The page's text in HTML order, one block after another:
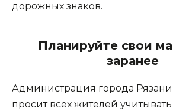
дорожных знаков.
Планируйте свои
заранее
Администрация города Рязани
просит всех жителей